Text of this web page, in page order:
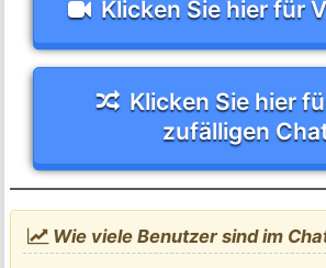
Klicken Sie hier für
Klicken Sie hier
zufälligen
Wie viele Benutzer sind im